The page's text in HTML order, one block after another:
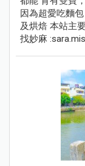
因為超愛吃麵
及烘焙 本站主
找妙麻 :